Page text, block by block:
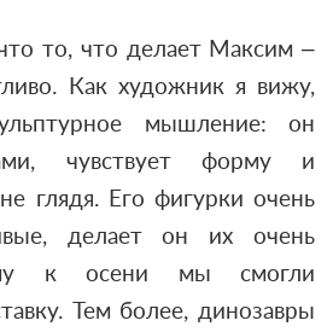
то, что делает Максим –
Как художник я вижу,
мышление: он
чувствует форму и
глядя. Его фигурки очень
делает он их очень
к осени мы смогли
Тем более, динозавры